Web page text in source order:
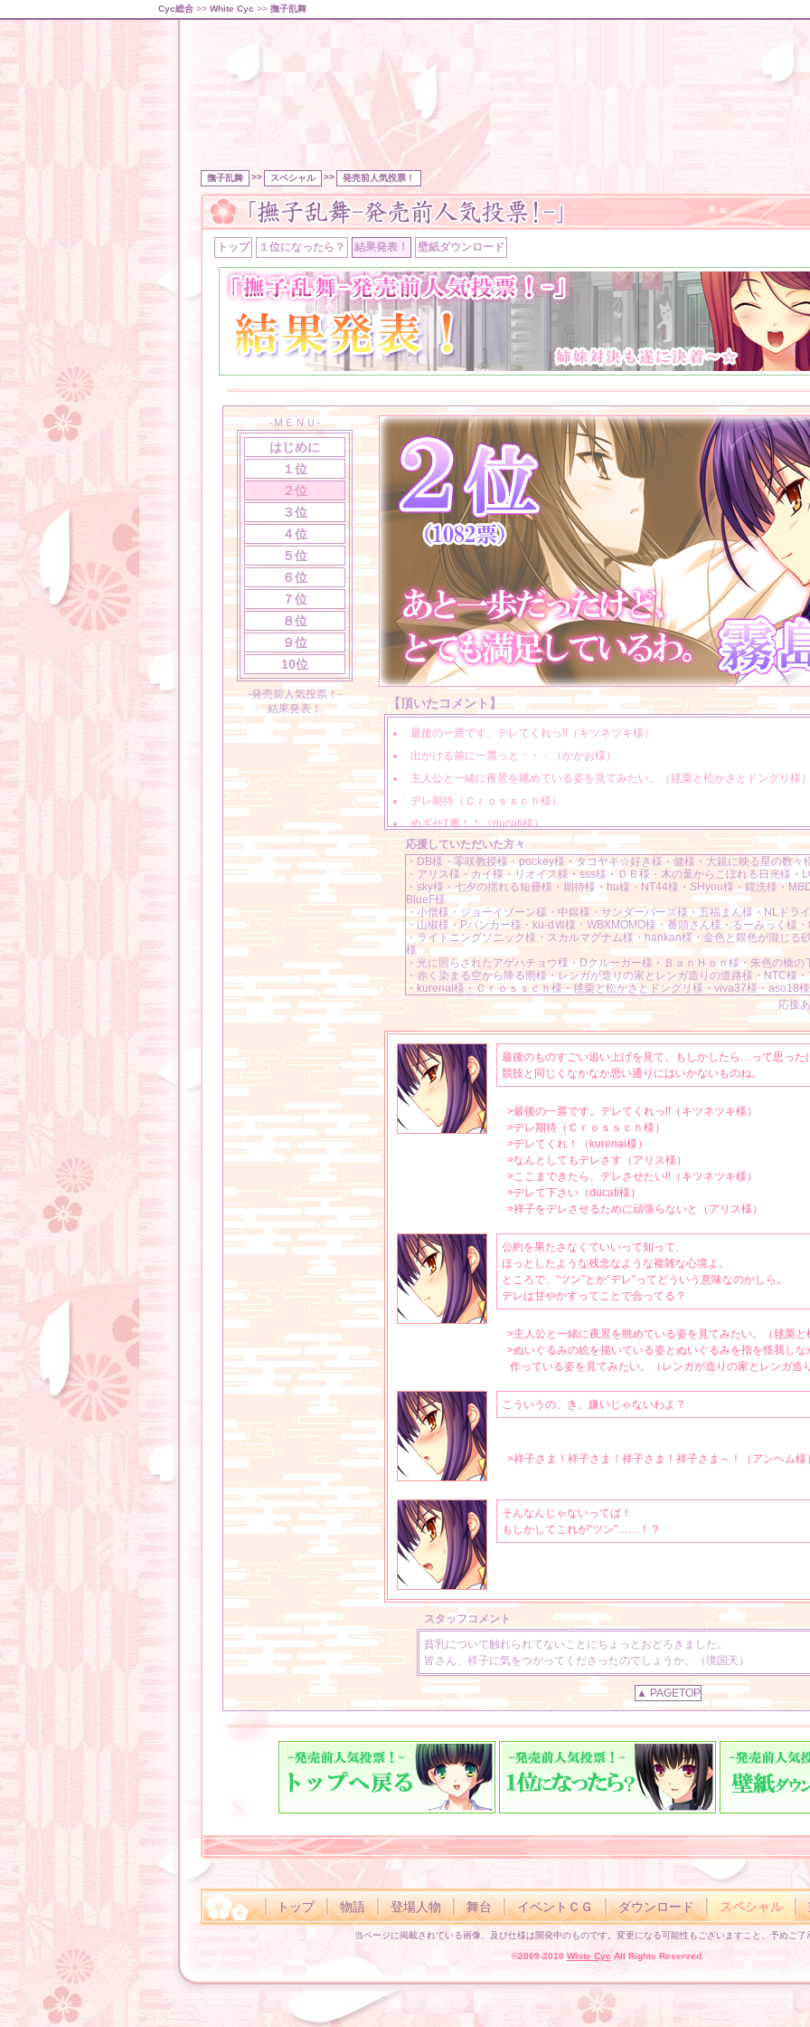
Cyc総合>> White Cyc >> 撫子乱舞
撫子乱舞 >> スペシャル >> 発売前人気投票！
トップ １位になったら？ 結果発表！ 壁紙ダウンロード
-ＭＥＮＵ-
はじめに
１位
２位
３位
４位
５位
６位
７位
８位
９位
10位
-発売前人気投票！-
結果発表！
【頂いたコメント】
最後の一票です。デレてくれっ!!（キツネツキ様）
出かける前に一票っと・・・（かかお様）
主人公と一緒に夜景を眺めている姿を見てみたい。（毬栗と松かさとドングリ様
デレ期待（Ｃｒｏｓｓｃｈ様）
めざせ1番！！（ducati様）
デレてくれ！（kurenai様）
祥子さま！祥子さま！祥子さま！祥子さま～！（アンヘム様）
なんとしてもデレさす（アリス様）
ここまできたら、デレさせたい!!（キツネツキ様）
デレて下さい（ducati様）
ぬいぐるみの絵を描いている姿とぬいぐるみを指を怪我しながらも作っている姿
（レンガが造りの家とレンガ造りの道路様）
祥子をデレさせるために頑張らないと（アリス様）
主人公にあまあまに甘えている姿を見てみたい。（赤く染まる空から降る雨様）
体に力みがなく、安らいだ表情して、主人公に頭を撫でられながら寄り添ってい
（朱色の橋の下の川を泳ぐ鯉様）
星や月が満天に輝く夜に星や月を眺めている姿、夜空に輝く星や月の光に照らさ
い。（光に照らされたアゲハチョウ様）
網タイツやストッキングを着けるなどしてより足の魅力を上げていく姿を見てみ
（金色と銀色が混じる砂の城様）
祥子さん最高（ku-dⅦ様）
祥子さま！ 是非付き合ってください！！！！！（hankan様）
ミニスカの女性用サンタ衣装を着ている姿を見てみたい。
（朝日がもれるカーテンを開いて様）
ひざまくら、してほしいです。（キツネツキ様）
遊園地でデートしている姿を見てみたい。（風鈴の音と舞い上がるシャボン玉様
デレデレとぬいぐるみに話しかけているところが見たいです。（キツネツキ様）
とりあえず一番期待を寄せている彼女に。
クーデレキャラはもっと流行るべきだと思うんですよ。（hu様）
膝枕をしながら耳かきをしている姿を見てみたい。（七夕の揺れる短冊様）
デれてくれ！（LOVEす様）
月の光に照らされて長い足の魅力や顔の魅力が引き出され、妖艶さを感じる姿を
かりに照らされた姿を見てみたい。（木の葉からこぼれる日光様）
デレろ！（零咲教授様）
え？デレなかったの？（リオイス様）
クールデレっていうんですか、デレた時のギャップで可愛さはナンバーワンだと
シンシアと五分の争いでしたがギャップの落差で祥子を推します。（カイ様）
祥子命（アリス様）
祥子さん、最高っす。（AIN様）
デレさせたい･･･。お弁当をあ～ん、とかされたい。（キツネツキ様）
長い足が活きる様な或いは足が強調される様な服装を見てみたいです。
（大鏡に映る星の数々様）
ただいま、祥子さん
皆大好きで選べないけど、今回は祥子のデレが観たいので頑張れー
皆可愛いーーー（健様）
少々、星上刹那と、霧島祥子と、誰を選ぶか悩んでましたが、
デレてるのが見たい！（零咲教授様）
応援していただいた方々
・DB様・零咲教授様・pockey様・タコヤキ☆好き様・健様・大鏡に映る星の数々
・アリス様・カイ様・リオイス様・sss様・ＤＢ様・木の葉からこぼれる日光様・
・sky様・七夕の揺れる短冊様・期待様・hu様・NT44様・SHyou様・鏡洗様・
BlueF様
・小僧様・ジョーイゾーン様・中銀様・サンダーバーズ様・五福まん様・NLドラ
・山椒様・Pバンカー様・ku-dⅦ様・WBXMOMO様・番頭さん様・るーみっく様
・ライトニングソニック様・スカルマグナム様・hankan様・金色と銀色が混じる
様
・光に照らされたアゲハチョウ様・Dクルーガー様・ＢａｎＨｏｎ様・朱色の橋の
・赤く染まる空から降る雨様・レンガが造りの家とレンガ造りの道路様・NTC様
・kurenai様・Ｃｒｏｓｓｃｈ様・毬栗と松かさとドングリ様・viva37様・aso18様
応援
最後のものすごい追い上げを見て、もしかしたら…って思った
競技と同じくなかなか思い通りにはいかないものね。
>最後の一票です。デレてくれっ!!（キツネツキ様）
>デレ期待（Ｃｒｏｓｓｃｈ様）
>デレてくれ！（kurenai様）
>なんとしてもデレさす（アリス様）
>ここまできたら、デレさせたい!!（キツネツキ様）
>デレて下さい（ducati様）
>祥子をデレさせるために頑張らないと（アリス様）
公約を果たさなくていいって知って、
ほっとしたような残念なような複雑な心境よ。
ところで、“ツン”とか“デレ”ってどういう意味なのかしら。
デレは甘やかすってことで合ってる？
>主人公と一緒に夜景を眺めている姿を見てみたい。（毬栗と
>ぬいぐるみの絵を描いている姿とぬいぐるみを指を怪我しな
作っている姿を見てみたい。（レンガが造りの家とレンガ造
こういうの、き、嫌いじゃないわよ？
>祥子さま！祥子さま！祥子さま！祥子さま～！（アンヘム様
そんなんじゃないってば！
もしかしてこれが“ツン”……！？
スタッフコメント
貧乳について触れられてないことにちょっとおどろきました。
皆さん、祥子に気をつかってくださったのでしょうか。（境国天）
▲ PAGETOP
トップ 物語 登場人物 舞台 イベントＣＧ ダウンロード スペシャル
当ページに掲載されている画像、及び仕様は開発中のものです。変更になる可能性もございますこと、予めご了
©2009-2010 White Cyc All Rights Reserved.